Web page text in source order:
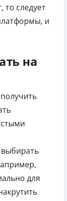
то следует
и
на
для